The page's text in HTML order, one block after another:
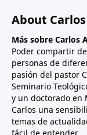
About
Más sobre Carlos
Poder compartir
personas de
pasión del pastor
Seminario
y un doctorado en
Carlos una
temas de
fácil de entender.